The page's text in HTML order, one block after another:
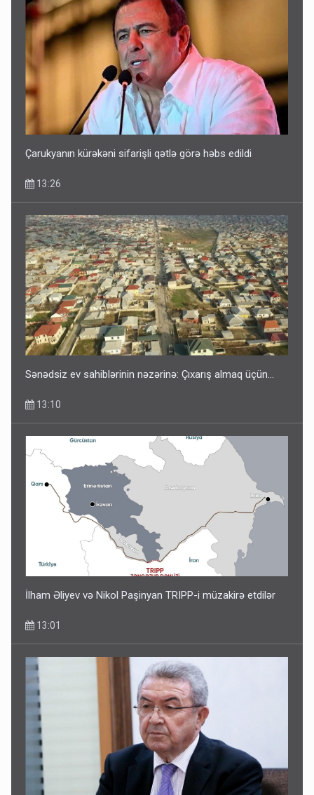
Çarukyanın kürəkəni sifarişli qətlə görə həbs edildi
13:26
Sənədsiz ev sahiblərinin nəzərinə: Çıxarış almaq üçün...
13:10
İlham Əliyev və Nikol Paşinyan TRIPP-i müzakirə etdilər
13:01